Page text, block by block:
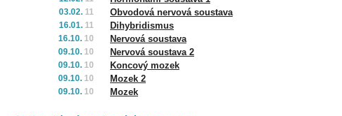
03.02. 11 Obvodová nervová soustava
16.01. 11 Dihybridismus
16.10. 10 Nervová soustava
09.10. 10 Nervová soustava 2
09.10. 10 Koncový mozek
09.10. 10 Mozek 2
09.10. 10 Mozek